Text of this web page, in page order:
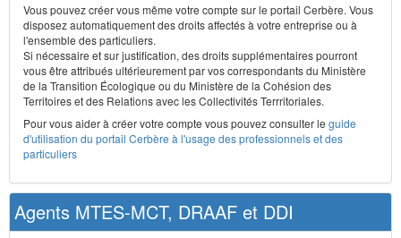
Vous pouvez créer vous même votre compte sur le portail Cerbère. Vous
disposez automatiquement des droits affectés à votre entreprise ou à
l'ensemble des particuliers.
Si nécessaire et sur justification, des droits supplémentaires pourront
vous être attribués ultérieurement par vos correspondants du Ministère
de la Transition Écologique ou du Ministère de la Cohésion des
Territoires et des Relations avec les Collectivités Terrritoriales.
Pour vous aider à créer votre compte vous pouvez consulter le guide
d'utilisation du portail Cerbère à l'usage des professionnels et des
particuliers
Agents MTES-MCT, DRAAF et DDI